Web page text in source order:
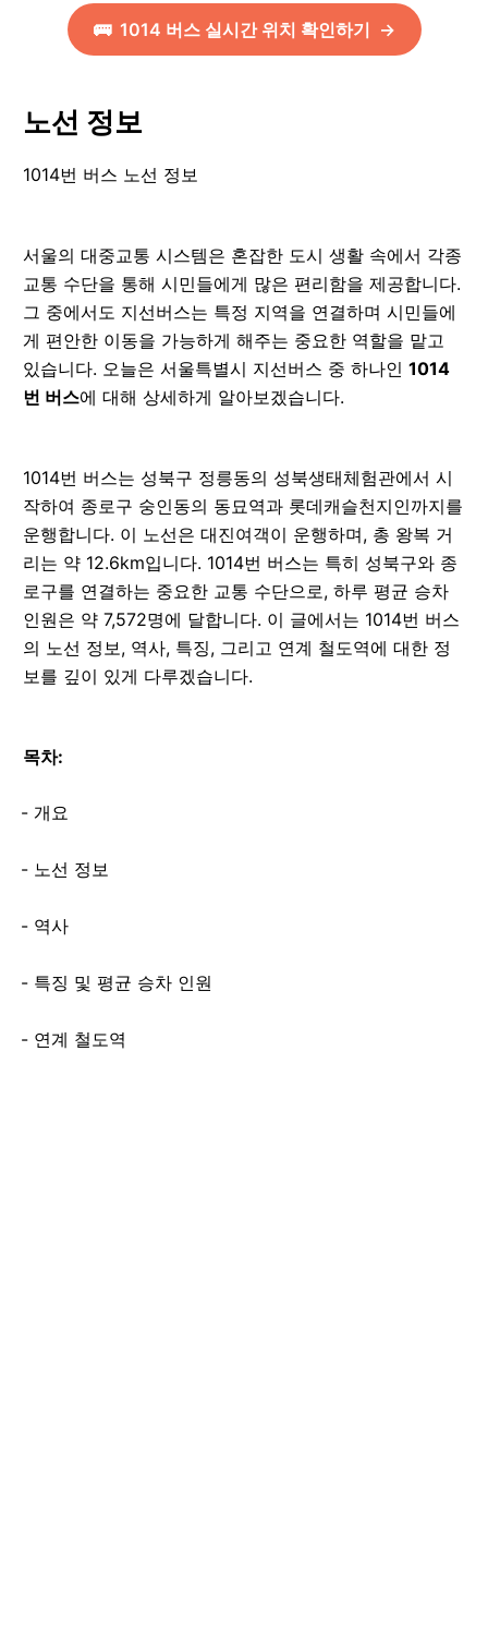
🚌 1014 버스 실시간 위치 확인하기 →
노선 정보
1014번 버스 노선 정보
서울의 대중교통 시스템은 혼잡한 도시 생활 속에서 각종
교통 수단을 통해 시민들에게 많은 편리함을 제공합니다.
그 중에서도 지선버스는 특정 지역을 연결하며 시민들에
게 편안한 이동을 가능하게 해주는 중요한 역할을 맡고
있습니다. 오늘은 서울특별시 지선버스 중 하나인 1014
번 버스에 대해 상세하게 알아보겠습니다.
1014번 버스는 성북구 정릉동의 성북생태체험관에서 시
작하여 종로구 숭인동의 동묘역과 롯데캐슬천지인까지를
운행합니다. 이 노선은 대진여객이 운행하며, 총 왕복 거
리는 약 12.6km입니다. 1014번 버스는 특히 성북구와 종
로구를 연결하는 중요한 교통 수단으로, 하루 평균 승차
인원은 약 7,572명에 달합니다. 이 글에서는 1014번 버스
의 노선 정보, 역사, 특징, 그리고 연계 철도역에 대한 정
보를 깊이 있게 다루겠습니다.
목차:
개요
노선 정보
역사
특징 및 평균 승차 인원
연계 철도역